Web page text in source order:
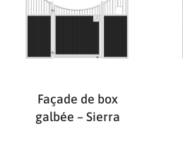
Façade de box
galbée – Sierra